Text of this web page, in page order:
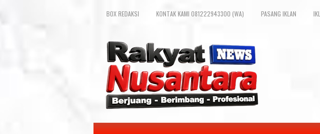
BOX REDAKSI KONTAK KAMI 081222943300 (WA) PASANG IKLAN